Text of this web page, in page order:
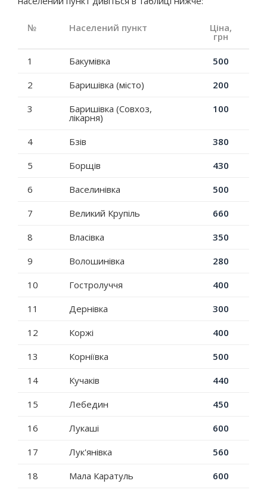
№ Населений пункт Ціна,
грн
1 Бакумівка
500
2
Баришівка (місто)
200
3
Баришівка (Совхоз,
лікарня)
100
4 Бзів
380
5
Борщів
430
6
Васелинівка
500
7
Великий Крупіль
660
8
Власівка
350
9
Волошинівка
280
10
Гостролуччя
400
11
Дернівка
300
12
Коржі
400
13
Корніївка
500
14
Кучаків
440
15
Лебедин
450
16
Лукаші
600
17
Лук'янівка
560
18
Мала Каратуль
600